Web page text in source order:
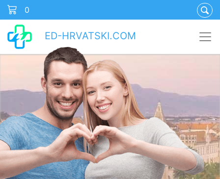
0
ED-HRVATSKI.COM